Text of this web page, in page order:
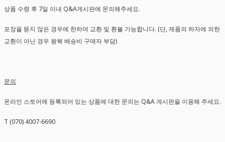
상품 수령 후 7일 이내 Q&A게시판에 문의해주세요.
포장을 뜯지 않은 경우에 한하여 교환 및 환불 가능합니다. (단, 제품의 하자에 의한
교환이 아닌 경우 왕복 배송비 구매자 부담)
문의
온라인 스토어에 등록되어 있는 상품에 대한 문의는 Q&A 게시판을 이용해 주세요.
T (070) 4007-6690